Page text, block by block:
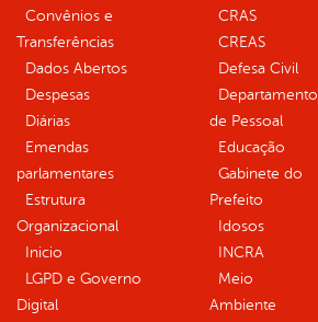
Convênios e
Transferências
Dados Abertos
Despesas
Diárias
Emendas
parlamentares
Estrutura
Organizacional
Inicio
LGPD e Governo
Digital
CRAS
CREAS
Defesa Civil
Departamento
de Pessoal
Educação
Gabinete do
Prefeito
Idosos
INCRA
Meio
Ambiente